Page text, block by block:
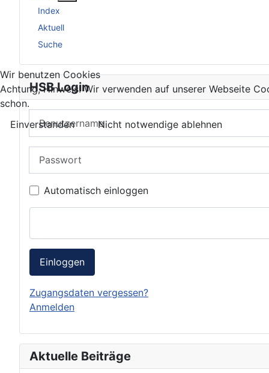
Index
Aktuell
Suche
HSB Login
Automatisch einloggen
Einloggen
Zugangsdaten vergessen?
Anmelden
Aktuelle Beiträge
Wir benutzen Cookies
Achtung, Hinweis! Wir verwenden auf unserer Webseite
schon.
Einverstanden
Nicht notwendige ablehnen